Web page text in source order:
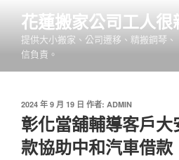
內
花蓮搬家公司工人
提供大小搬家、公司遷移、精搬鋼琴
信負責。
發
佈
於
2024 年 9 月 19 日 作者: ADMIN
彰化當舖輔導客戶
款協助中和汽車借款